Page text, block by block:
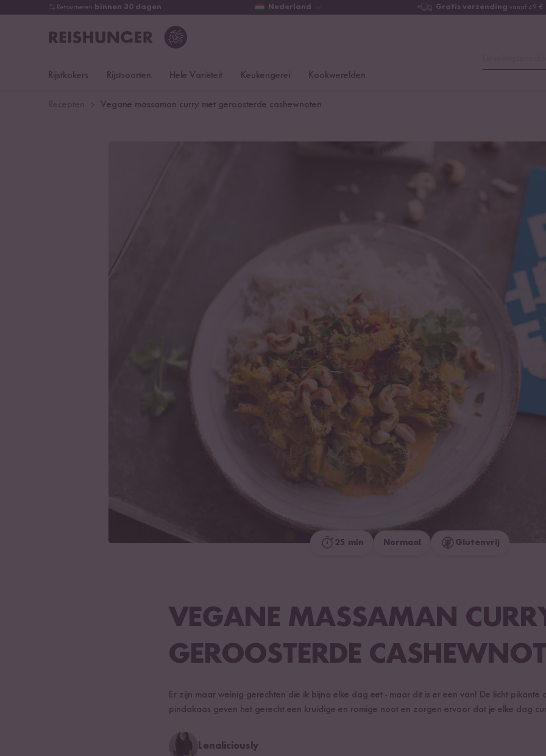
Retourneren binnen 30 dagen Nederland Gratis verzending vanaf 49 €
Rijstkokers
Rijstsoorten Hele Variëteit Keukengerei Kookwerelden
Vegane massaman curry met geroosterde cashewnoten
25 min Normaal Glutenvrij
VEGANE MASSAMAN
GEROOSTERDE
Er zijn maar weinig gerechten die ik bijna elke dag eet - maar dit is er een van! De licht pikante
pindakaas geven het gerecht een kruidige en romige noot en zorgen ervoor dat je elke dag
Lenaliciously